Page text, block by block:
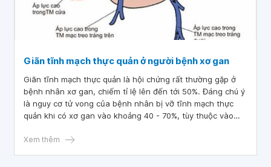
Giãn tĩnh mạch thực quản ở người bệnh xơ gan
Giãn tĩnh mạch thực quản là hội chứng rất thường gặp ở
bệnh nhân xơ gan, chiếm tỉ lệ lên đến tới 50%. Đáng chú ý
là nguy cơ tử vong của bệnh nhân bị vỡ tĩnh mạch thực
quản khi có xơ gan vào khoảng 40 - 70%, tùy thuộc vào
Xem thêm